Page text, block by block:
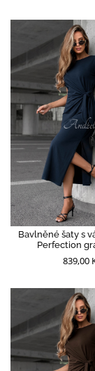
Bavlněné šaty s
Perfection
839,00